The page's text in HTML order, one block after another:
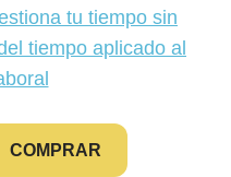
COMPRAR